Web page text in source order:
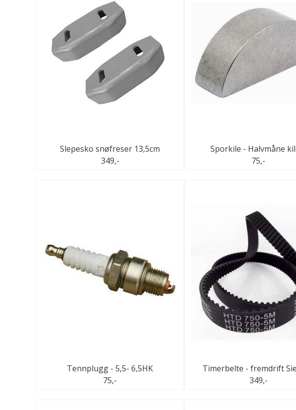
Slepesko snøfreser 13,5cm
349,-
Sporkile - Halvmåne
75,-
Tennplugg - 5,5- 6,5HK
75,-
Timerbelte - fremdrift
349,-